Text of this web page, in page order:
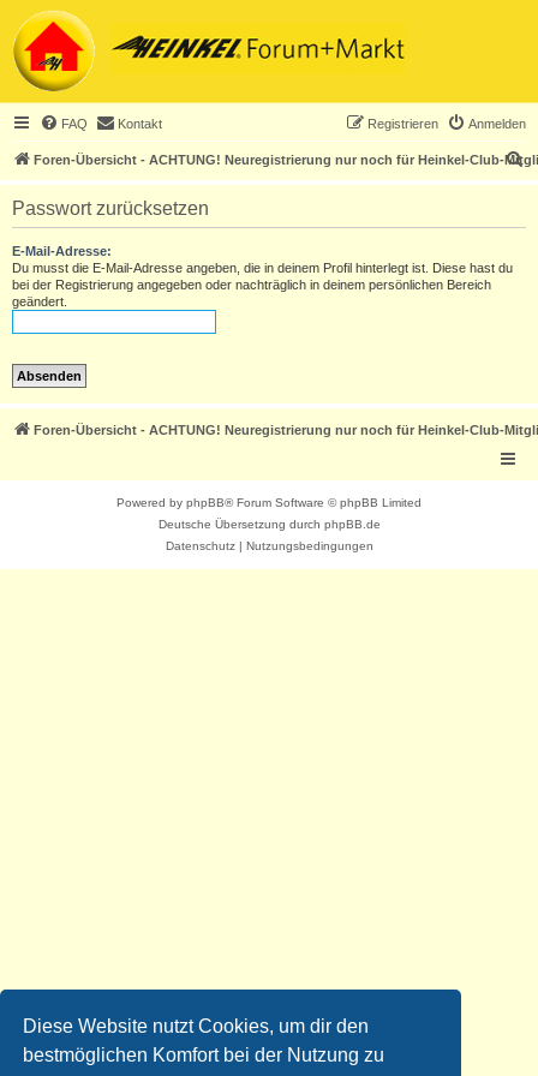
Diese Website nutzt Cookies, um dir den
bestmöglichen Komfort bei der Nutzung zu
FAQ Kontakt Anmelden
Registrieren
Foren-Übersicht - ACHTUNG! Neuregistrierung nur noch für Heinkel-Club-
S
u
Passwort zurücksetzen
E-Mail-Adresse:
Du musst die E-Mail-Adresse angeben, die in deinem Profil hinterlegt ist. Diese hast du
bei der Registrierung angegeben oder nachträglich in deinem persönlichen Bereich
geändert.
Foren-Übersicht - ACHTUNG! Neuregistrierung nur noch für Heinkel-Club-
Powered by phpBB® Forum Software © phpBB Limited
Deutsche Übersetzung durch phpBB.de
Datenschutz| Nutzungsbedingungen